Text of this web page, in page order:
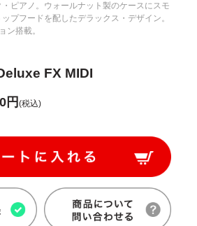
ピアノ。ウォールナット製のケースにスモ
プフードを配したデラックス・デザイン。
ン搭載。
FX MIDI
円(税込)